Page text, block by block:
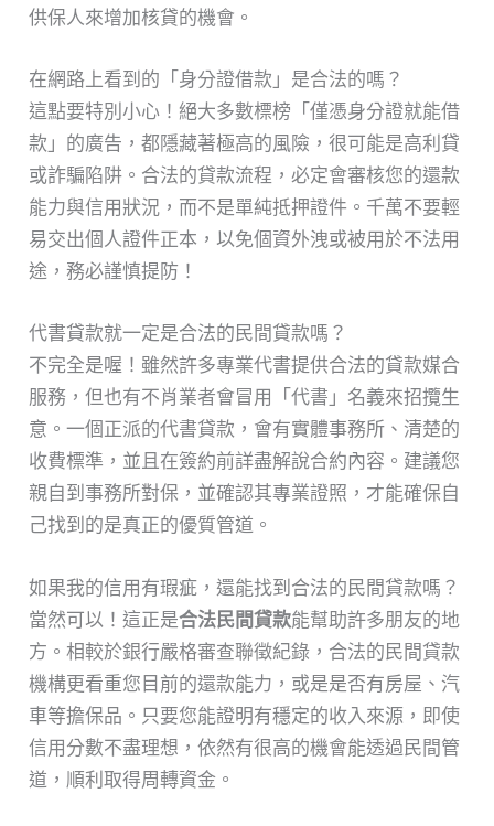
供保人來增加核貸的機會。
在網路上看到的「身分證借款」是合法的嗎？
這點要特別小心！絕大多數標榜「僅憑身分證就能借
款」的廣告，都隱藏著極高的風險，很可能是高利貸
或詐騙陷阱。合法的貸款流程，必定會審核您的還款
能力與信用狀況，而不是單純抵押證件。千萬不要輕
易交出個人證件正本，以免個資外洩或被用於不法用
途，務必謹慎提防！
代書貸款就一定是合法的民間貸款嗎？
不完全是喔！雖然許多專業代書提供合法的貸款媒合
服務，但也有不肖業者會冒用「代書」名義來招攬生
意。一個正派的代書貸款，會有實體事務所、清楚的
收費標準，並且在簽約前詳盡解說合約內容。建議您
親自到事務所對保，並確認其專業證照，才能確保自
己找到的是真正的優質管道。
如果我的信用有瑕疵，還能找到合法的民間貸款嗎？
當然可以！這正是合法民間貸款能幫助許多朋友的地
方。相較於銀行嚴格審查聯徵紀錄，合法的民間貸款
機構更看重您目前的還款能力，或是是否有房屋、汽
車等擔保品。只要您能證明有穩定的收入來源，即使
信用分數不盡理想，依然有很高的機會能透過民間管
道，順利取得周轉資金。